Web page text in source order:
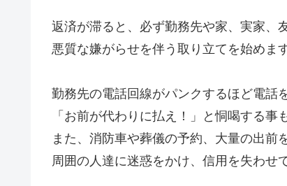
返済が滞ると、必ず勤務先や家、実家、
悪質な嫌がらせを伴う取り立てを始めます
勤務先の電話回線がパンクするほど電話
「お前が代わりに払え！」と恫喝する事
また、消防車や葬儀の予約、大量の出前
周囲の人達に迷惑をかけ、信用を失わせ